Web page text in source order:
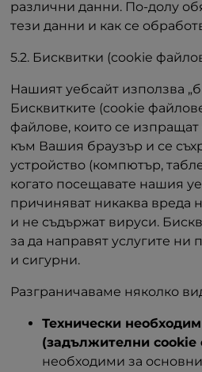
различни данни. По-долу
тези данни и как се
5.2. Бисквитки (cookie
Нашият уебсайт използва
Бисквитките (cookie
файлове, които се
към Вашия браузър и се
устройство (компютър,
когато посещавате нашия
причиняват никаква вреда
и не съдържат вируси.
за да направят услугите ни
и сигурни.
Разграничаваме няколко
Технически
(задължителни cookie
необходими за